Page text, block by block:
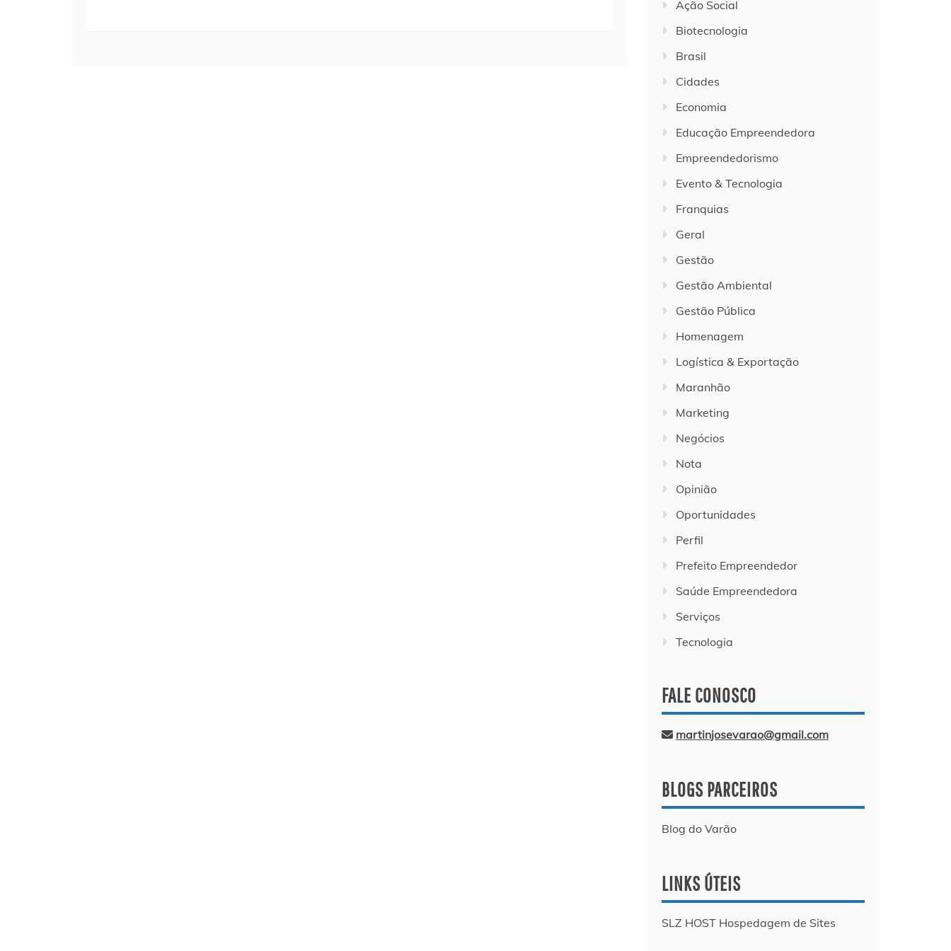
Ação Social
Biotecnologia
Brasil
Cidades
Economia
Educação Empreendedora
Empreendedorismo
Evento & Tecnologia
Franquias
Geral
Gestão
Gestão Ambiental
Gestão Pública
Homenagem
Logística & Exportação
Maranhão
Marketing
Negócios
Nota
Opinião
Oportunidades
Perfil
Prefeito Empreendedor
Saúde Empreendedora
Serviços
Tecnologia
FALE CONOSCO
martinjosevarao@gmail.com
BLOGS PARCEIROS
Blog do Varão
LINKS ÚTEIS
SLZ HOST Hospedagem de Sites